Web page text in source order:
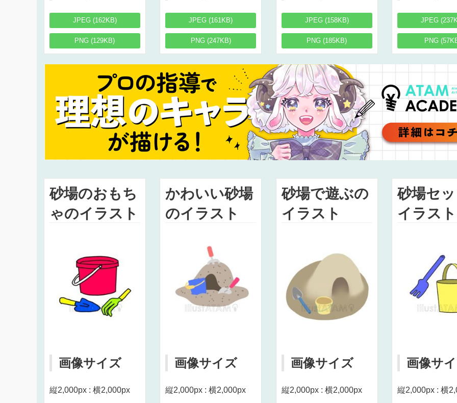
JPEG (162KB)
PNG (129KB)
JPEG (161KB)
PNG (247KB)
JPEG (158KB)
PNG (185KB)
JPEG
PNG
砂場のおもち
ゃのイラスト
画像サイズ
縦2,000px : 横2,000px
かわいい砂場
のイラスト
画像サイズ
縦2,000px : 横2,000px
砂場で遊ぶの
イラスト
画像サイズ
縦2,000px : 横2,000px
砂場セ
イラスト
画像サ
縦2,000px : 横